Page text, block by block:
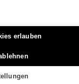
erlauben